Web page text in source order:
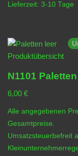
Lieferzeit: 3-10 Tage
N1101
6,00 €
Alle angegebenen
Gesamtpreise.
Umsatzsteuerbefreit